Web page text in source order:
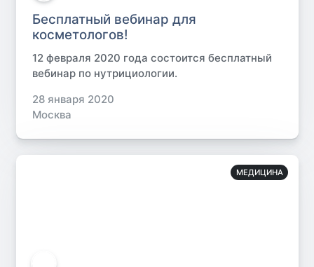
Бесплатный вебинар для
косметологов!
12 февраля 2020 года состоится бесплатный
вебинар по нутрициологии.
28 января 2020
Москва
МЕДИЦИНА